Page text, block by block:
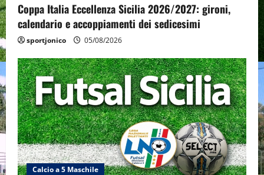
Coppa Italia Eccellenza Sicilia 2026/2027: gironi,
calendario e accoppiamenti dei sedicesimi
sportjonico 05/08/2026
Calcio a 5 Maschile